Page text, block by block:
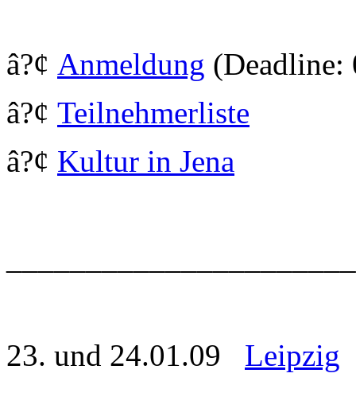
â?¢ Anmeldung (Deadline:
â?¢ Teilnehmerliste
â?¢ Kultur in Jena
23. und 24.01.09 Leipzig